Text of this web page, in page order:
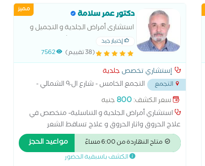
مميز دكتور عمر سلامة
استشارى أمراض الجلدية و التجميل و
التناسلية -جامعة عين شمس
إختيار جيد
(38 تقييم) 7562
إستشاري تخصص جلدية
التجمع
التجمع الخامس - شارع ال٩٠ الشمالي -
خلف المستشفي الجوي... سعر الكشف:800جنيه
استشاري أمراض الجلدية و التناسلية- متخصص في
علاج الحروق واثار الحروق و علاج تساقط الشعر
والتقصف وسقوط الشعر و الأكزيما وعلاج حساسية
الجلد - وازالة الزوائد الجلدية بالكى و متخصص فى جميع
الخدمات التجميلية الفيلر و البوتكس و البلازما
متاح النهاردة من 6:00 مساءً مواعيد الحجز
الكشف باسبقية الحضور